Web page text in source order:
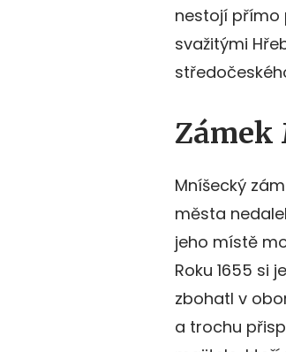
nestojí přímo
svažitými
Zámek
Mníšecký
města
jeho místě
Roku 1655 si
zbohatl v
a trochu